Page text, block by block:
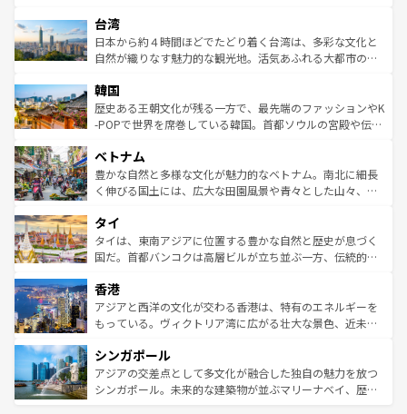
情報は
人々、おいしいローカルフードやハワイアンミュージッ
ク、伝統的なフラダンスなど、すべてがハワイの魅力を彩
っている。訪れるたびに新しい発見と感動が待っているハ
はコンテンツ一覧
リアリーフや大陸中央部にそびえるウルル（エアーズロッ
ク）、タスマニアの美しい原生林やケアンズの熱帯雨林な
ど、見どころがたくさん。また、カフェやワイン、オージ
いる。アクティビティも充実しており、サーフィンやダイ
ビング、ハイキングなど、アウトドア好きにはたまらな
い。オーストラリアの多彩な魅力を存分に味わいつくそ
参照してほしい。
台湾
日本から約４時間ほどでたどり着く台湾は、多彩な文化と
自然が織りなす魅力的な観光地。活気あふれる大都市の台
ン）、静ひつな山岳地帯である台湾東部など、都市の喧騒
と山間の静けさが共存しており、訪れる人に新しい発見と
驚きをもたらしてくれる。また、奥深い台湾の食文化も魅
容にもいいと評判のスイーツなど、バラエティ豊かな料理
が味わえる。 なお、新着の台湾情報は コンテンツ一覧を参
照してほしい。
韓国
歴史ある王朝文化が残る一方で、最先端のファッションやK
-POPで世界を席巻している韓国。首都ソウルの宮殿や伝統
き、地方に足を延ばせば四季折々の自然美を楽しむことが
できる。そして、キムチや焼肉、絶品のストリートフード
まで、さまざまな韓国料理が待っている。夜には、韓国な
リティに包まれながら、韓国の多彩な魅力を心ゆくまで味
わってみてほしい。 なお、新着の韓国情報はコンテンツ一
覧を参照してほしい。
ベトナム
豊かな自然と多様な文化が魅力的なベトナム。南北に細長
く伸びる国土には、広大な田園風景や青々とした山々、世
急速な発展と共に伝統が息づく。ハノイの古い町並みやホ
ーチミン市のフランス統治時代の建物も、独特の雰囲気を
醸し出している。また、バラエティの豊かさとおいしさで
とつ。フォーやバインミー、ベトナムコーヒーなどは、ぜ
ひ現地で味わいたい。どの地域を訪れてもあたたかい人々
が旅行者を迎えてくれるので、きっと忘れられない旅にな
参照してほしい。
タイ
タイは、東南アジアに位置する豊かな自然と歴史が息づく
国だ。首都バンコクは高層ビルが立ち並ぶ一方、伝統的な
の活気が交差している。北部ではチェンマイなどの山岳地
帯で自然と触れ合い、南部ではプーケットやクラビの美し
いビーチでリゾート気分を楽しむことができる。タイ料理
激する。気候は一年中温暖で、どの季節にも異なる楽しみ
が待っている。親しみやすいタイの人々、仏教を中心とし
た文化、そして多様な観光資源が、訪れる旅人を魅了し続
香港
アジアと西洋の文化が交わる香港は、特有のエネルギーを
もっている。ヴィクトリア湾に広がる壮大な景色、近未来
み、どこを訪れても感動するはず。観光スポットが密集し
ており、効率よく見どころを回れるのも魅力。息をのむよ
うな絶景から文化的な体験まで、香港を存分に楽しみ尽く
シンガポール
アジアの交差点として多文化が融合した独自の魅力を放つ
シンガポール。未来的な建築物が並ぶマリーナベイ、歴史